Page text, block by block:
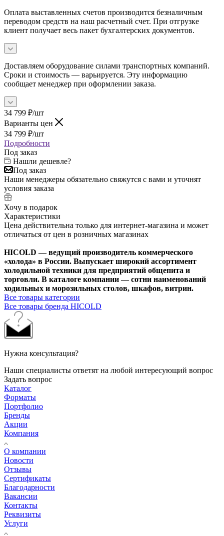
Оплата выставленных счетов производится безналичным
переводом средств на наш расчетный счет. При отгрузке
клиент получает весь пакет бухгалтерских документов.
Доставляем оборудование силами транспортных компаний.
Сроки и стоимость — варьируется. Эту информацию
сообщает менеджер при оформлении заказа.
34 799 ₽/шт
Варианты цен
34 799 ₽/шт
Подробности
Под заказ
Нашли дешевле?
Под заказ
Наши менеджеры обязательно свяжутся с вами и уточнят
условия заказа
Хочу в подарок
Характеристики
Цена действительна только для интернет-магазина и может
отличаться от цен в розничных магазинах
HICOLD — ведущий производитель коммерческого
«холода» в России. Выпускает широкий ассортимент
холодильной техники для предприятий общепита и
торговли. В каталоге компании — сотни наименований
ходильных и морозильных столов, шкафов, витрин.
Все товары категории
Все товары бренда HICOLD
Нужна консультация?
Наши специалисты ответят на любой интересующий вопрос
Задать вопрос
Каталог
Форматы
Портфолио
Бренды
Акции
Компания
О компании
Новости
Отзывы
Сертификаты
Благодарности
Вакансии
Контакты
Реквизиты
Услуги